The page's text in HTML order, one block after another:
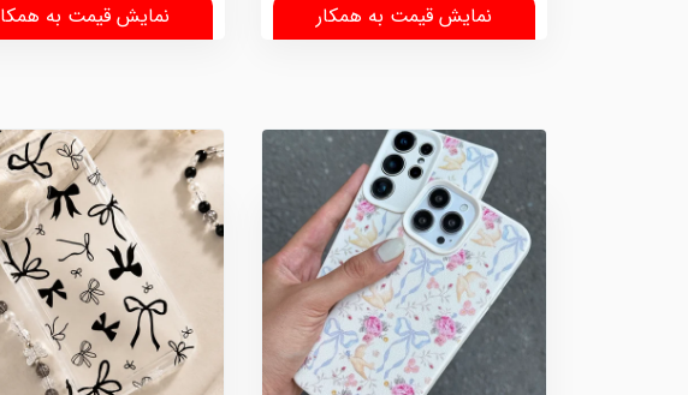
نمایش قیمت به همکار نمایش قیمت به